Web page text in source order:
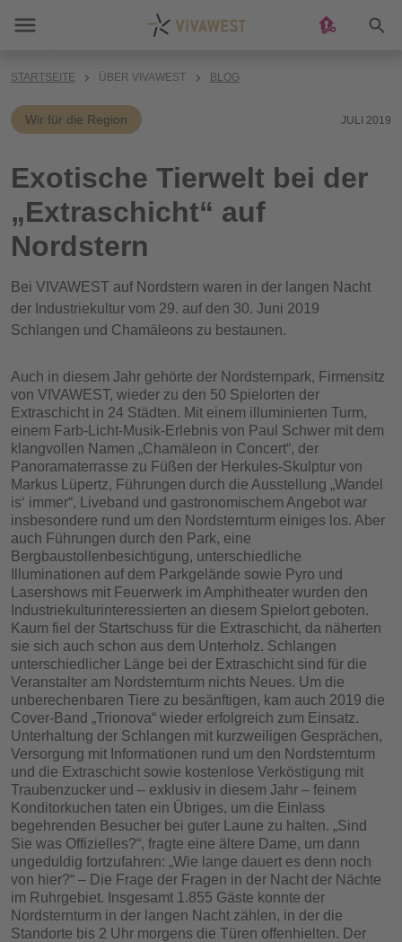
STARTSEITE ÜBER VIVAWEST BLOG
Wir für die Region JULI 2019
Exotische Tierwelt bei der
„Extraschicht“ auf
Nordstern
Bei VIVAWEST auf Nordstern waren in der langen Nacht
der Industriekultur vom 29. auf den 30. Juni 2019
Schlangen und Chamäleons zu bestaunen.
Auch in diesem Jahr gehörte der Nordsternpark, Firmensitz
von VIVAWEST, wieder zu den 50 Spielorten der
Extraschicht in 24 Städten. Mit einem illuminierten Turm,
einem Farb-Licht-Musik-Erlebnis von Paul Schwer mit dem
klangvollen Namen „Chamäleon in Concert“, der
Panoramaterrasse zu Füßen der Herkules-Skulptur von
Markus Lüpertz, Führungen durch die Ausstellung „Wandel
is‘ immer“, Liveband und gastronomischem Angebot war
insbesondere rund um den Nordsternturm einiges los. Aber
auch Führungen durch den Park, eine
Bergbaustollenbesichtigung, unterschiedliche
Illuminationen auf dem Parkgelände sowie Pyro und
Lasershows mit Feuerwerk im Amphitheater wurden den
Industriekulturinteressierten an diesem Spielort geboten.
Kaum fiel der Startschuss für die Extraschicht, da näherten
sie sich auch schon aus dem Unterholz. Schlangen
unterschiedlicher Länge bei der Extraschicht sind für die
Veranstalter am Nordsternturm nichts Neues. Um die
unberechenbaren Tiere zu besänftigen, kam auch 2019 die
Cover-Band „Trionova“ wieder erfolgreich zum Einsatz.
Unterhaltung der Schlangen mit kurzweiligen Gesprächen,
Versorgung mit Informationen rund um den Nordsternturm
und die Extraschicht sowie kostenlose Verköstigung mit
Traubenzucker und – exklusiv in diesem Jahr – feinem
Konditorkuchen taten ein Übriges, um die Einlass
begehrenden Besucher bei guter Laune zu halten. „Sind
Sie was Offizielles?“, fragte eine ältere Dame, um dann
ungeduldig fortzufahren: „Wie lange dauert es denn noch
von hier?“ – Die Frage der Fragen in der Nacht der Nächte
im Ruhrgebiet. Insgesamt 1.855 Gäste konnte der
Nordsternturm in der langen Nacht zählen, in der die
Standorte bis 2 Uhr morgens die Türen offenhielten. Der